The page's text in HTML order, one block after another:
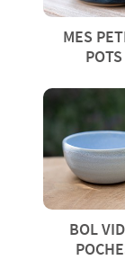
MES
POTS
BOL